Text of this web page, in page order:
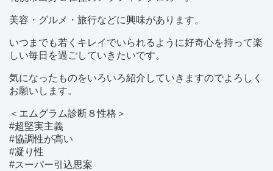
美容・グルメ・旅行などに興味があります。
いつまでも若くキレイでいられるように好奇心を持って楽
しい毎日を過ごしていきたいです。
気になったものをいろいろ紹介していきますのでよろしく
お願いします。
＜エムグラム診断８性格＞
#超堅実主義
#協調性が高い
#凝り性
#スーパー引込思案